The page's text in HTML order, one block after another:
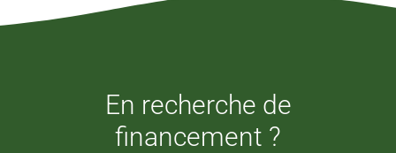
En recherche de
financement ?